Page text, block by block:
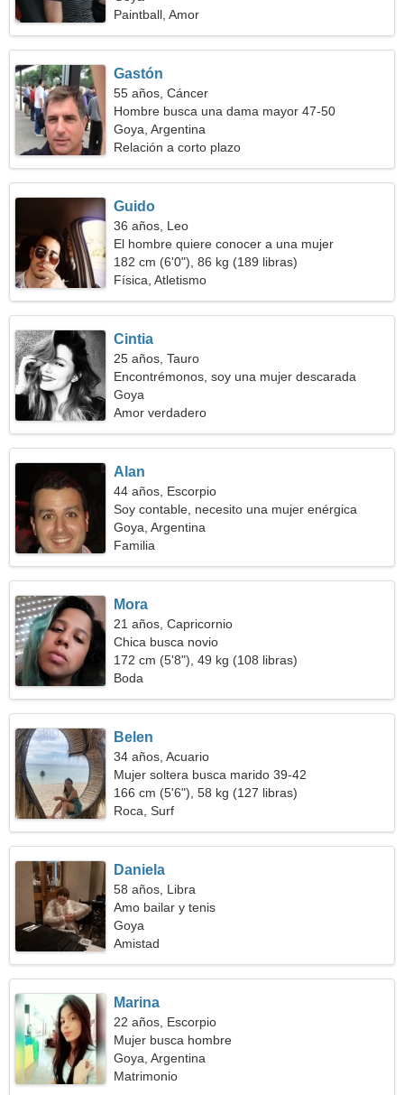
Paintball, Amor
Gastón
55 años, Cáncer
Hombre busca una dama mayor 47-50
Goya, Argentina
Relación a corto plazo
Guido
36 años, Leo
El hombre quiere conocer a una mujer
182 cm (6'0"), 86 kg (189 libras)
Física, Atletismo
Cintia
25 años, Tauro
Encontrémonos, soy una mujer descarada
Goya
Amor verdadero
Alan
44 años, Escorpio
Soy contable, necesito una mujer enérgica
Goya, Argentina
Familia
Mora
21 años, Capricornio
Chica busca novio
172 cm (5'8"), 49 kg (108 libras)
Boda
Belen
34 años, Acuario
Mujer soltera busca marido 39-42
166 cm (5'6"), 58 kg (127 libras)
Roca, Surf
Daniela
58 años, Libra
Amo bailar y tenis
Goya
Amistad
Marina
22 años, Escorpio
Mujer busca hombre
Goya, Argentina
Matrimonio